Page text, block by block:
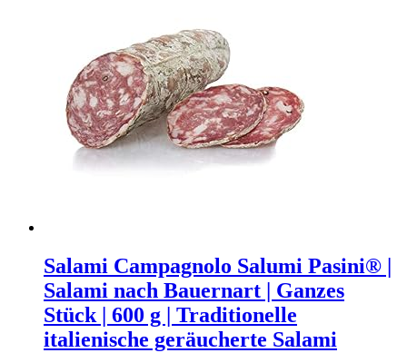
Salami Campagnolo Salumi Pasini® |
Salami nach Bauernart | Ganzes
Stück | 600 g | Traditionelle
italienische geräucherte Salami